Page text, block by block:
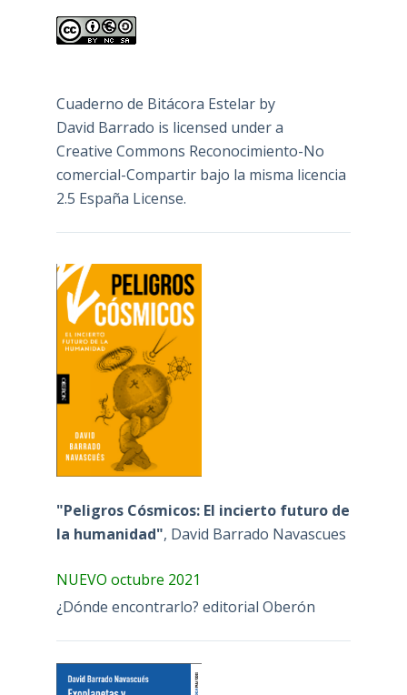
Cuaderno de Bitácora Estelarby
David Barrado is licensed under a
Creative Commons Reconocimiento-No
comercial-Compartir bajo la misma licencia
2.5 España License.
"Peligros Cósmicos: El incierto futuro de
la humanidad", David Barrado Navascues
NUEVO octubre 2021
¿Dónde encontrarlo? editorial Oberón